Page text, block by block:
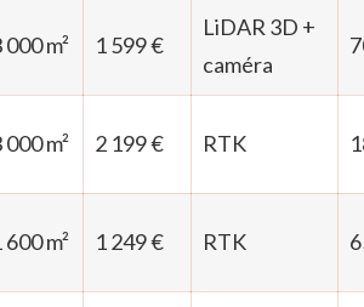
000 m² 1 599 €
LiDAR 3D +
caméra
000 m² 2 199 € RTK
600 m² 1 249 € RTK